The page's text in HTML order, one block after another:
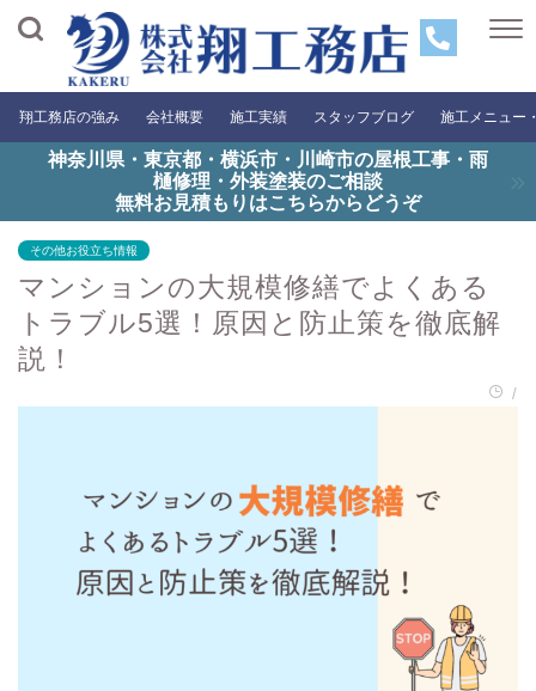
翔工務店の強み 会社概要 施工実績 スタッフブログ 施工メニュー
神奈川県・東京都・横浜市・川崎市の屋根工事・雨
樋修理・外装塗装のご相談
無料お見積もりはこちらからどうぞ
その他お役立ち情報
マンションの大規模修繕でよくある
トラブル5選！原因と防止策を徹底解
説！
/